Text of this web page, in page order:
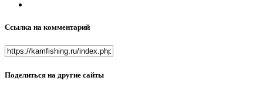
Ссылка на комментарий
Поделиться на другие сайты